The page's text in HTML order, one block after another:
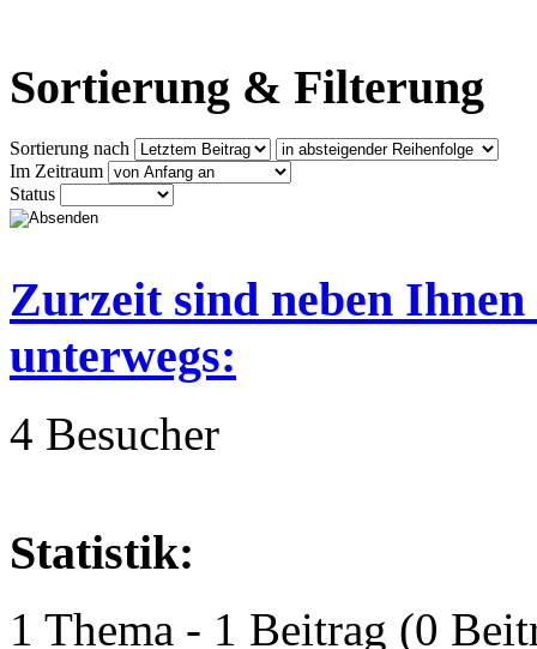
Sortierung & Filterung
Sortierung nach
Im Zeitraum
Status
Zurzeit sind neben
unterwegs:
4 Besucher
Statistik:
1 Thema - 1 Beitrag (0